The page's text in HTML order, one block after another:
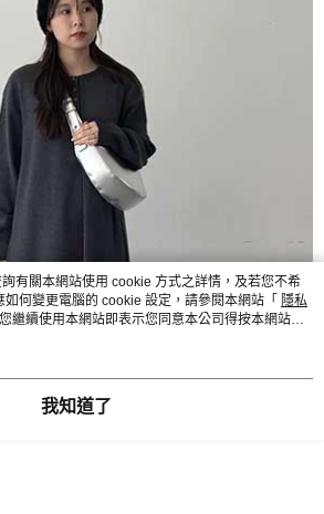
有關本網站使用 cookie 方式之詳情，及若您不希
何變更電腦的 cookie 設定，請參閱本網站「 隱私
繼續使用本網站即表示您同意本公司得按本網站使
。
我知道了